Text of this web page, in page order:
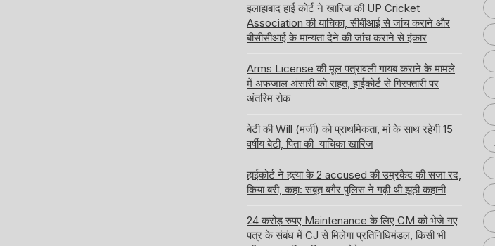
इलाहाबाद हाई कोर्ट ने खारिज की UP Cricket
Association की याचिका, सीबीआई से जांच कराने और
बीसीसीआई के मान्यता देने की जांच कराने से इंकार
Arms License की मूल पत्रावली गायब कराने के मामले
में अफजाल अंसारी को राहत, हाईकोर्ट से गिरफ्तारी पर
अंतरिम रोक
बेटी की Will (मर्जी) को प्राथमिकता, मां के साथ रहेगी 15
वर्षीय बेटी, पिता की याचिका खारिज
हाईकोर्ट ने हत्या के 2 accused की उम्रकैद की सजा रद,
किया बरी, कहा: सबूत बगैर पुलिस ने गढ़ी थी झूठी कहानी
24 करोड़ रुपए Maintenance के लिए CM को भेजे गए
पत्र के संबंध में CJ से मिलेगा प्रतिनिधिमंडल, किसी भी